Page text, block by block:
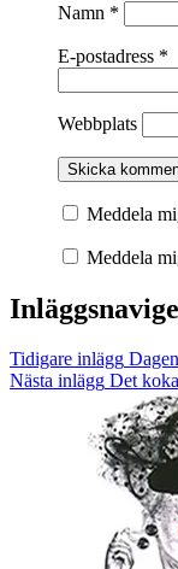
Namn *
E-postadress *
Webbplats
Meddela
Meddela
Tidigare inlägg
Nästa inlägg Det